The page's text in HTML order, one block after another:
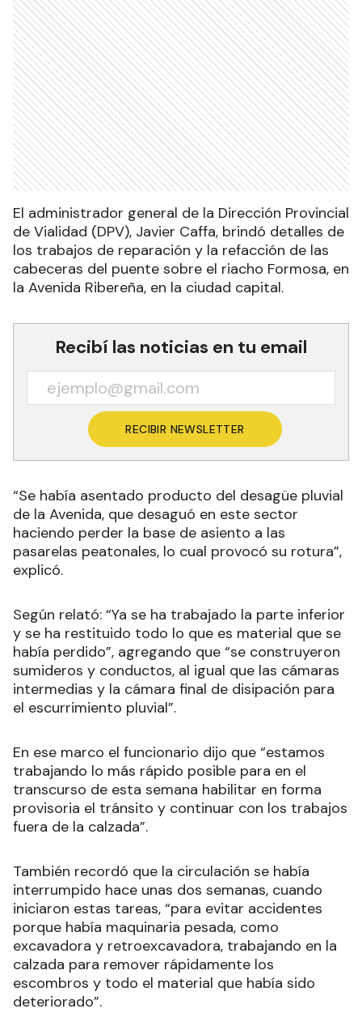
El administrador general de la Dirección Provincial
de Vialidad (DPV), Javier Caffa, brindó detalles de
los trabajos de reparación y la refacción de las
cabeceras del puente sobre el riacho Formosa, en
la Avenida Ribereña, en la ciudad capital.
Recibí las noticias en tu email
RECIBIR NEWSLETTER
“Se había asentado producto del desagüe pluvial
de la Avenida, que desaguó en este sector
haciendo perder la base de asiento a las
pasarelas peatonales, lo cual provocó su rotura”,
explicó.
Según relató: “Ya se ha trabajado la parte inferior
y se ha restituido todo lo que es material que se
había perdido”, agregando que “se construyeron
sumideros y conductos, al igual que las cámaras
intermedias y la cámara final de disipación para
el escurrimiento pluvial”.
En ese marco el funcionario dijo que “estamos
trabajando lo más rápido posible para en el
transcurso de esta semana habilitar en forma
provisoria el tránsito y continuar con los trabajos
fuera de la calzada”.
También recordó que la circulación se había
interrumpido hace unas dos semanas, cuando
iniciaron estas tareas, “para evitar accidentes
porque había maquinaria pesada, como
excavadora y retroexcavadora, trabajando en la
calzada para remover rápidamente los
escombros y todo el material que había sido
deteriorado”.